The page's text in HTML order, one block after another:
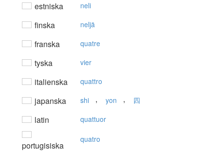
estniska neli
finska neljä
franska quatre
tyska vier
italienska quattro
japanska shi , yon , 四
latin quattuor
portugisiska
quatro